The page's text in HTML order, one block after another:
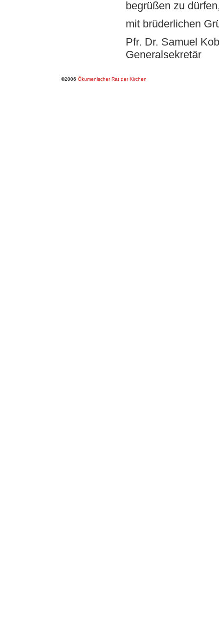
begrüßen zu
mit brüderlichen
Pfr. Dr. Samuel
Generalsekretär
©2006 Ökumenischer Rat der Kirchen